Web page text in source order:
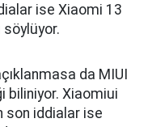
ise Xiaomi 13
söylüyor.
da MIUI
biliniyor. Xiaomiui
son iddialar ise